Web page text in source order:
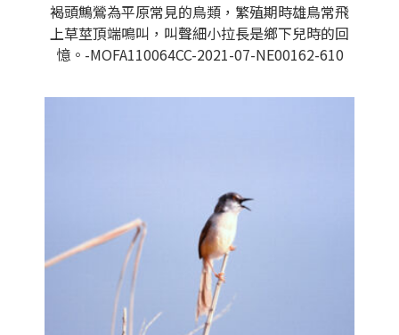
褐頭鷦鶯為平原常見的鳥類，繁殖期時雄鳥常飛
上草莖頂端鳴叫，叫聲細小拉長是鄉下兒時的回
憶。-MOFA110064CC-2021-07-NE00162-610